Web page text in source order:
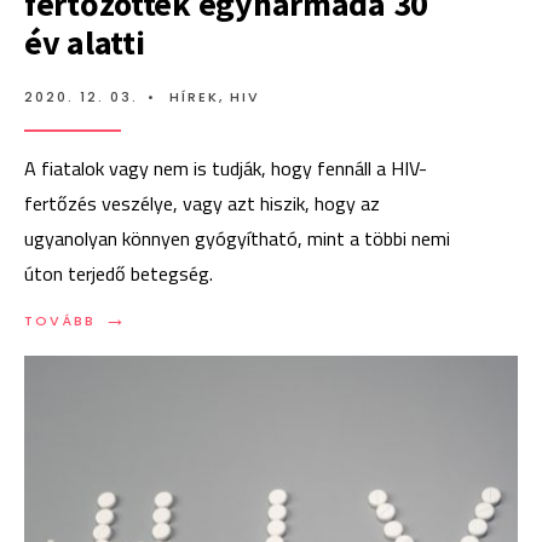
év alatti
2020. 12. 03. • HÍREK, HIV
A fiatalok vagy nem is tudják, hogy fennáll a HIV-
fertőzés veszélye, vagy azt hiszik, hogy az
ugyanolyan könnyen gyógyítható, mint a többi nemi
úton terjedő betegség.
TOVÁBB →
TOVÁBB:
ÉV
ALATTI